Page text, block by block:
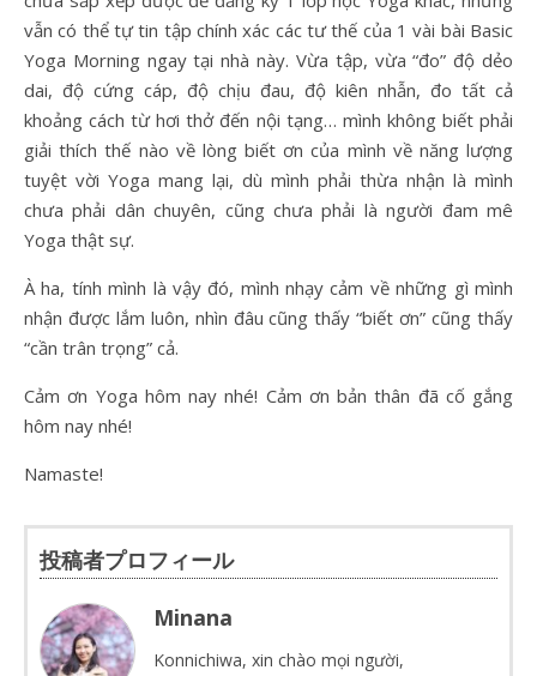
vẫn có thể tự tin tập chính xác các tư thế của 1 vài bài Basic
Yoga Morning ngay tại nhà này. Vừa tập, vừa “đo” độ dẻo
dai, độ cứng cáp, độ chịu đau, độ kiên nhẫn, đo tất cả
khoảng cách từ hơi thở đến nội tạng… mình không biết phải
giải thích thế nào về lòng biết ơn của mình về năng lượng
tuyệt vời Yoga mang lại, dù mình phải thừa nhận là mình
chưa phải dân chuyên, cũng chưa phải là người đam mê
Yoga thật sự.
À ha, tính mình là vậy đó, mình nhạy cảm về những gì mình
nhận được lắm luôn, nhìn đâu cũng thấy “biết ơn” cũng thấy
“cần trân trọng” cả.
Cảm ơn Yoga hôm nay nhé! Cảm ơn bản thân đã cố gắng
hôm nay nhé!
Namaste!
投稿者プロフィール
Minana
Konnichiwa, xin chào mọi người,